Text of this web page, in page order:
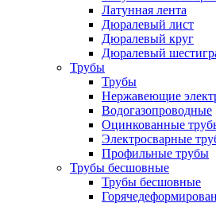
Латунная лента
Дюралевый лист
Дюралевый круг
Дюралевый
Трубы
Трубы
Нержавеющие
Водогазопроводные
Оцинкованные
Электросварные
Профильные трубы
Трубы бесшовные
Трубы бесшовные